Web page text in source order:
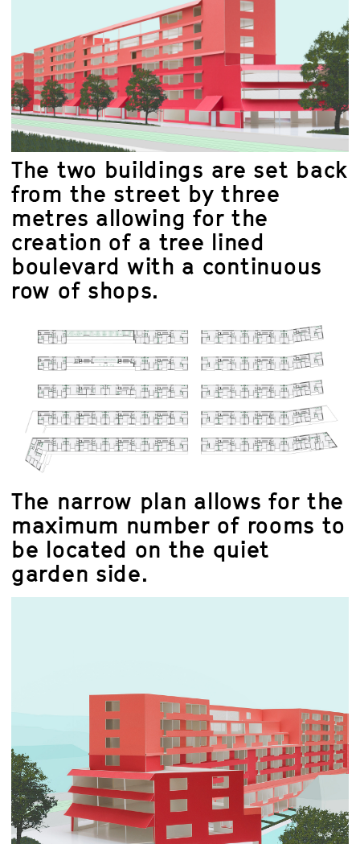
The two buildings are set back
from the street by three
metres allowing for the
creation of a tree lined
boulevard with a continuous
row of shops.
The narrow plan allows for the
maximum number of rooms to
be located on the quiet
garden side.